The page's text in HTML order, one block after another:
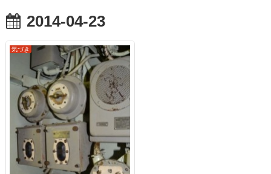
2014-04-23
気づき